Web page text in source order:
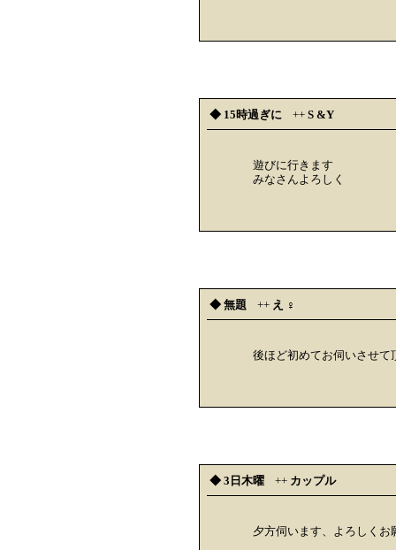
◆ 15時過ぎに ++ S &Y
遊びに行きます
みなさんよろしく
◆ 無題 ++ え︎︎ ♀
後ほど初めてお伺いさせて
◆ 3日木曜 ++ カップル
夕方伺います、よろしくお